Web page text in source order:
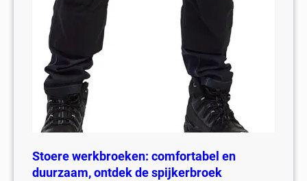
Stoere werkbroeken: comfortabel en
duurzaam, ontdek de spijkerbroek